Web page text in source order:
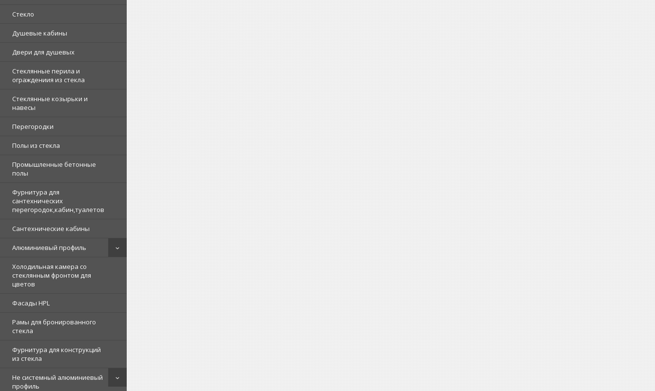
Стекло
Душевые кабины
Двери для душевых
Стеклянные перила и
ограждениия из стекла
Стеклянные козырьки и
навесы
Перегородки
Полы из стекла
Промышленные бетонные
полы
Фурнитура для
сантехнических
перегородок,кабин,туалетов
Сантехнические кабины
Алюминиевый профиль
Холодильная камера со
стеклянным фронтом для
цветов
Фасады HPL
Рамы для бронированного
стекла
Фурнитура для конструкций
из стекла
Не системный алюминиевый
профиль